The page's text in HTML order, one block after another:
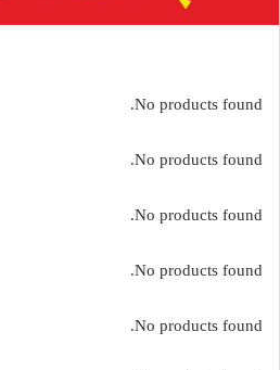
No products found.
No products found.
No products found.
No products found.
No products found.